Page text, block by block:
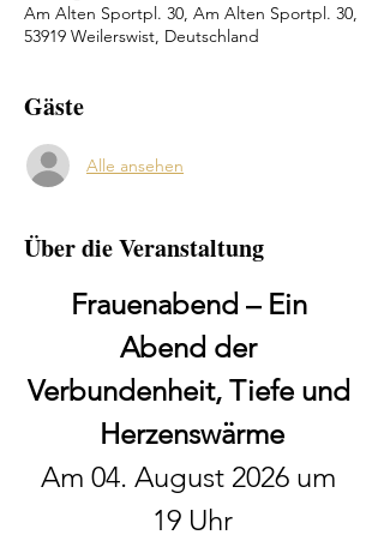
Am Alten Sportpl. 30, Am Alten Sportpl. 30,
53919 Weilerswist, Deutschland
Gäste
Alle ansehen
Über die Veranstaltung
Frauenabend – Ein
Abend der
Verbundenheit, Tiefe und
Herzenswärme
Am 04. August 2026 um
19 Uhr